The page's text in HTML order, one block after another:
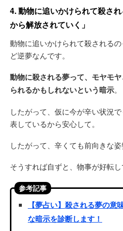
4. 動物に追いかけられて殺さ
から解放されていく」
動物に追いかけられて殺される
ど逆夢なんです。
動物に殺される夢って、モヤモ
られるかもしれないという暗示。
したがって、仮に今が辛い状況
表しているから安心して。
したがって、辛くても前向きな姿
そうすれば自ずと、物事が好転し
参考記事
【夢占い】殺される夢の
な暗示を診断します！